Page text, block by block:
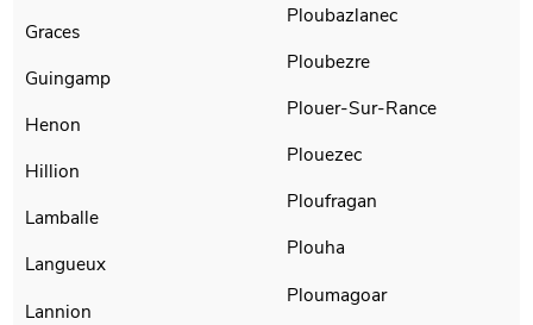
Graces
Guingamp
Henon
Hillion
Lamballe
Langueux
Lannion
Ploubazlanec
Ploubezre
Plouer-Sur-Rance
Plouezec
Ploufragan
Plouha
Ploumagoar